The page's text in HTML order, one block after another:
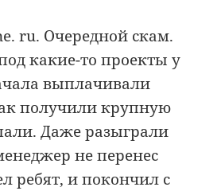
ru. Очередной скам.
какие-то проекты у
выплачивали
получили крупную
Даже разыграли
не перенес
ребят, и покончил с